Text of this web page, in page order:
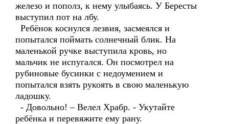
железо и пополз, к нему улыбаясь. У Бересты
выступил пот на лбу.
Ребёнок коснулся лезвия, засмеялся и
попытался поймать солнечный блик. На
маленькой ручке выступила кровь, но
мальчик не испугался. Он посмотрел на
рубиновые бусинки с недоумением и
попытался взять рукоять в свою маленькую
ладошку.
- Довольно! – Велел Храбр. - Укутайте
ребёнка и перевяжите ему рану.